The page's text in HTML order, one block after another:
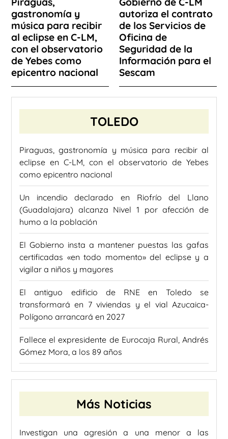
gastronomía y
música para recibir
al eclipse en C-LM,
con el observatorio
de Yebes como
epicentro nacional
autoriza el contrato
de los Servicios de
Oficina de
Seguridad de la
Información para el
Sescam
TOLEDO
Piraguas, gastronomía y música para recibir al
eclipse en C-LM, con el observatorio de Yebes
como epicentro nacional
Un incendio declarado en Riofrío del Llano
(Guadalajara) alcanza Nivel 1 por afección de
humo a la población
El Gobierno insta a mantener puestas las gafas
certificadas «en todo momento» del eclipse y a
vigilar a niños y mayores
El antiguo edificio de RNE en Toledo se
transformará en 7 viviendas y el vial Azucaica-
Polígono arrancará en 2027
Fallece el expresidente de Eurocaja Rural, Andrés
Gómez Mora, a los 89 años
Más Noticias
Investigan una agresión a una menor a las